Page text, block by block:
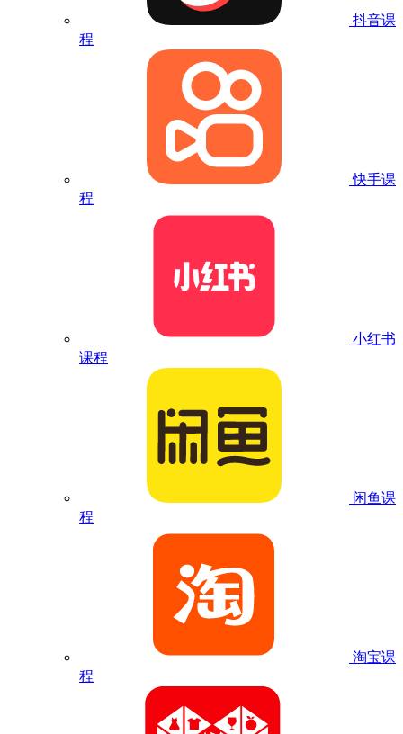
抖音课
程
快手课
程
小红书
课程
闲鱼课
程
淘宝课
程